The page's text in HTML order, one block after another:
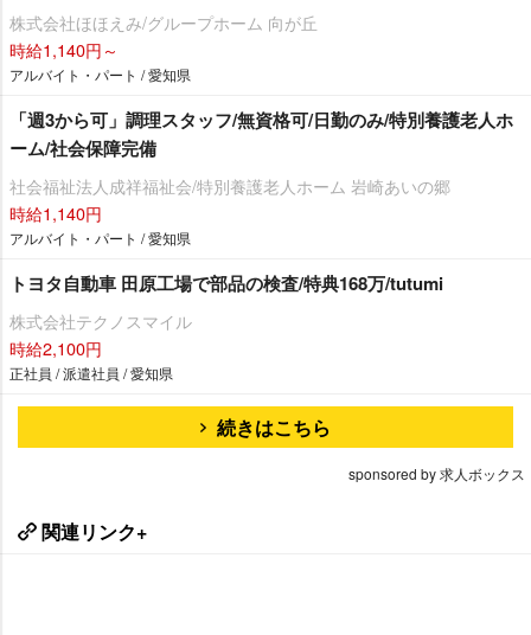
株式会社ほほえみ/グループホーム 向が丘
時給1,140円～
アルバイト・パート / 愛知県
「週3から可」調理スタッフ/無資格可/日勤のみ/特別養護老人ホ
ーム/社会保障完備
社会福祉法人成祥福祉会/特別養護老人ホーム 岩崎あいの郷
時給1,140円
アルバイト・パート / 愛知県
トヨタ自動車 田原工場で部品の検査/特典168万/tutumi
株式会社テクノスマイル
時給2,100円
正社員 / 派遣社員 / 愛知県
続きはこちら
sponsored by 求人ボックス
関連リンク+